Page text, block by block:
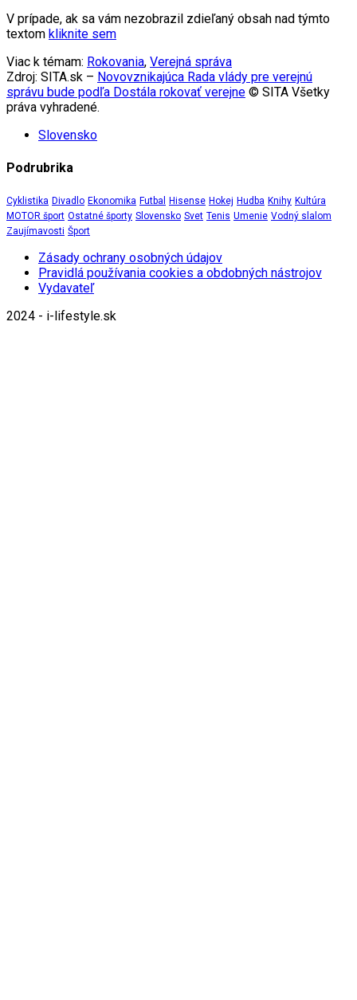
V prípade, ak sa vám nezobrazil zdieľaný obsah nad týmto
textom kliknite sem
Viac k témam: Rokovania, Verejná správa
Zdroj: SITA.sk – Novovznikajúca Rada vlády pre verejnú
správu bude podľa Dostála rokovať verejne © SITA Všetky
práva vyhradené.
Slovensko
Podrubrika
Cyklistika Divadlo Ekonomika Futbal Hisense Hokej Hudba Knihy Kultúra
MOTOR šport Ostatné športy Slovensko Svet Tenis Umenie Vodný slalom
Zaujímavosti Šport
Zásady ochrany osobných údajov
Pravidlá používania cookies a obdobných nástrojov
Vydavateľ
2024 - i-lifestyle.sk